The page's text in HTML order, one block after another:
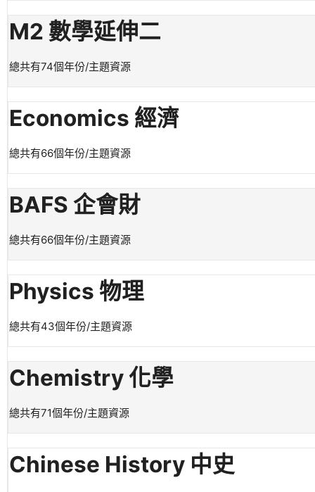
M2 數學延伸二
總共有74個年份/主題資源
Economics 經濟
總共有66個年份/主題資源
BAFS 企會財
總共有66個年份/主題資源
Physics 物理
總共有43個年份/主題資源
Chemistry 化學
總共有71個年份/主題資源
Chinese History 中史